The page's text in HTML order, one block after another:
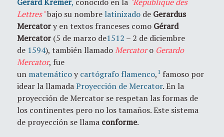
Lettres"bajo su nombre latinizado de Gerardus
Mercatory en textos franceses como Gérard
Mercator(5 de marzo de1512 – 2 de diciembre
de 1594), también llamadoMercatoro Gerardo
Mercator, fue
un matemáticoy cartógrafo flamenco, 1 famoso por
idear la llamadaProyección de Mercator. En la
proyección de Mercator se respetan las formas de
los continentes pero no los tamaños. Este sistema
de proyección se llama conforme.